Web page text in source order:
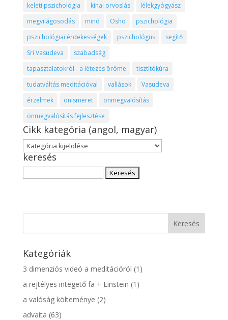
keleti pszichológia
kínai orvoslás
lélekgyógyász
megvilágosodás
mind Osho
pszichológia
pszichológiai érdekességek
pszichológus
segítő
Sri Vasudeva
szabadság
tapasztalatokról - a létezés öröme
tisztítókúra
tudatváltás meditációval
vallások
Vasudeva
érzelmek
önismeret
önmegvalósítás
önmegvalósítás fejlesztése
Cikk kategória (angol, magyar)
Cikk
kategória
(angol,
magyar)
keresés
Kategóriák
3 dimenziós videó a meditációról (1)
a rejtélyes integető fa + Einstein (1)
a valóság költeménye (2)
advaita (63)